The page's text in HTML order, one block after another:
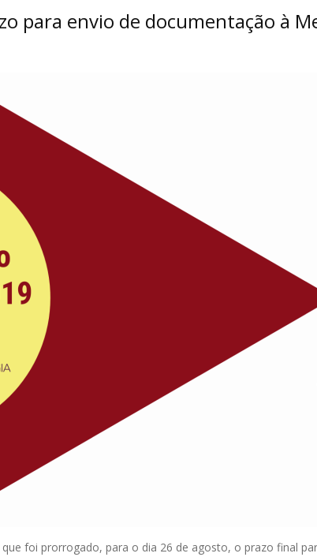
para envio de documentação à
foi prorrogado, para o dia 26 de agosto, o prazo final